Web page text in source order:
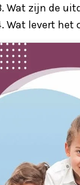
Wat zijn de
Wat levert het